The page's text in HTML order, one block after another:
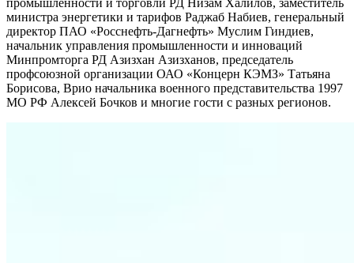
министра энергетики и тарифов Раджаб Набиев, генеральный
директор ПАО «Росснефть-Дагнефть» Муслим Гиндиев,
начальник управления промышленности и инноваций
Минпромторга РД Азизхан Азизханов, председатель
профсоюзной организации ОАО «Концерн КЭМЗ» Татьяна
Борисова, Врио начальника военного представительства 1997
МО РФ Алексей Бочков и многие гости с разных регионов.